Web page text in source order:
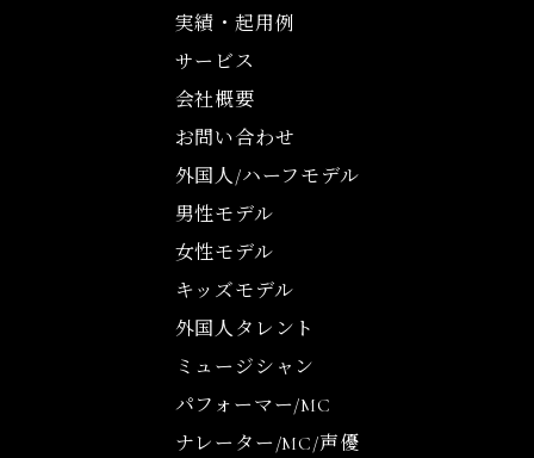
実績・起用例
サービス
会社概要
お問い合わせ
外国人/ハーフモデル
男性モデル
女性モデル
キッズモデル
外国人タレント
ミュージシャン
パフォーマー/MC
ナレーター/MC/声優